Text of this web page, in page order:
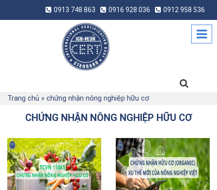
0913 748 863 0916 928 036 0912 958 536
Trang chủ » chứng nhận nông nghiệp hữu cơ
CHỨNG NHẬN NÔNG NGHIỆP HỮU CƠ